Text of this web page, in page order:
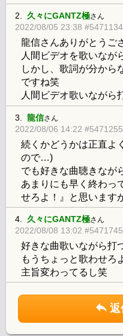
2. 久々にGANTZ極さん
2022/08/05 23:38 #5471134
龍信さんありがとうご
人間ビデオを歌いなが
しかし、歌詞が分から
ですね笑
人間ビデオ歌いながら
3. 龍信さん
2022/08/06 14:22 #5471255
続くかどうかは正直よ
ので…)
でも好きな曲聴きなが
あまりにも早く終わっ
せろよ！』と思います
4. 久々にGANTZ極さん
2022/08/08 13:02 #5471745
好きな曲歌いながら打
もうちょっと歌わせろ
主旨変わってるし笑
返